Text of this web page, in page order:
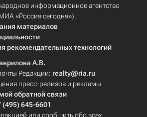
информационное агентство
«Россия сегодня»).
материалов
рекомендательных технологий
А.В.
Редакции: realty@ria.ru
пресс-релизов и рекламы
обратной связи
(495) 645-6601
или сообщить обо всех